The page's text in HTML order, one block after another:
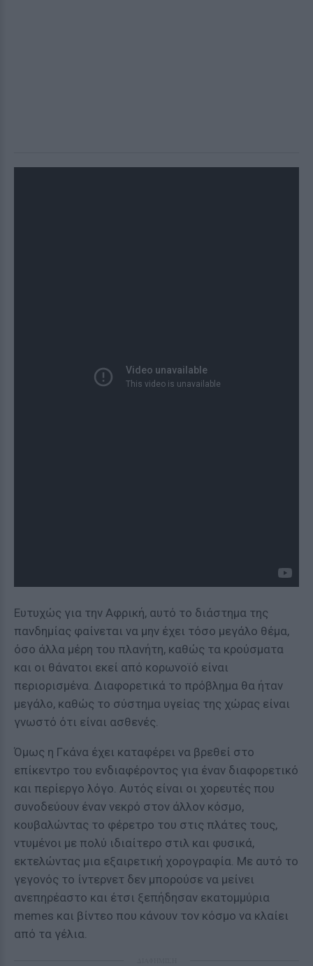
Ευτυχώς για την Αφρική, αυτό το διάστημα της
πανδημίας φαίνεται να μην έχει τόσο μεγάλο θέμα,
όσο άλλα μέρη του πλανήτη, καθώς τα κρούσματα
και οι θάνατοι εκεί από κορωνοϊό είναι
περιορισμένα. Διαφορετικά το πρόβλημα θα ήταν
μεγάλο, καθώς το σύστημα υγείας της χώρας είναι
γνωστό ότι είναι ασθενές.
Όμως η Γκάνα έχει καταφέρει να βρεθεί στο
επίκεντρο του ενδιαφέροντος για έναν διαφορετικό
και περίεργο λόγο. Αυτός είναι οι χορευτές που
συνοδεύουν έναν νεκρό στον άλλον κόσμο,
κουβαλώντας το φέρετρο του στις πλάτες τους,
ντυμένοι με πολύ ιδιαίτερο στιλ και φυσικά,
εκτελώντας μια εξαιρετική χορογραφία. Με αυτό το
γεγονός το ίντερνετ δεν μπορούσε να μείνει
ανεπηρέαστο και έτσι ξεπήδησαν εκατομμύρια
memes και βίντεο που κάνουν τον κόσμο να κλαίει
από τα γέλια.